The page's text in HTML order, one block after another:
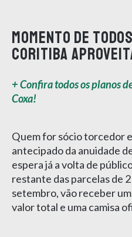
Momento de
Coritiba
+ Confira todos os planos
Coxa!
Quem for sócio torcedor
antecipado da anuidade
espera já a volta de
restante das parcelas de
setembro, vão receber
valor total e uma camisa